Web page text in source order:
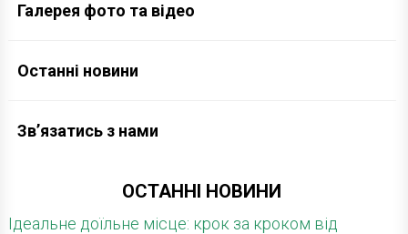
Галерея фото та відео
Останні новини
Зв’язатись з нами
ОСТАННІ НОВИНИ
Ідеальне доїльне місце: крок за кроком від